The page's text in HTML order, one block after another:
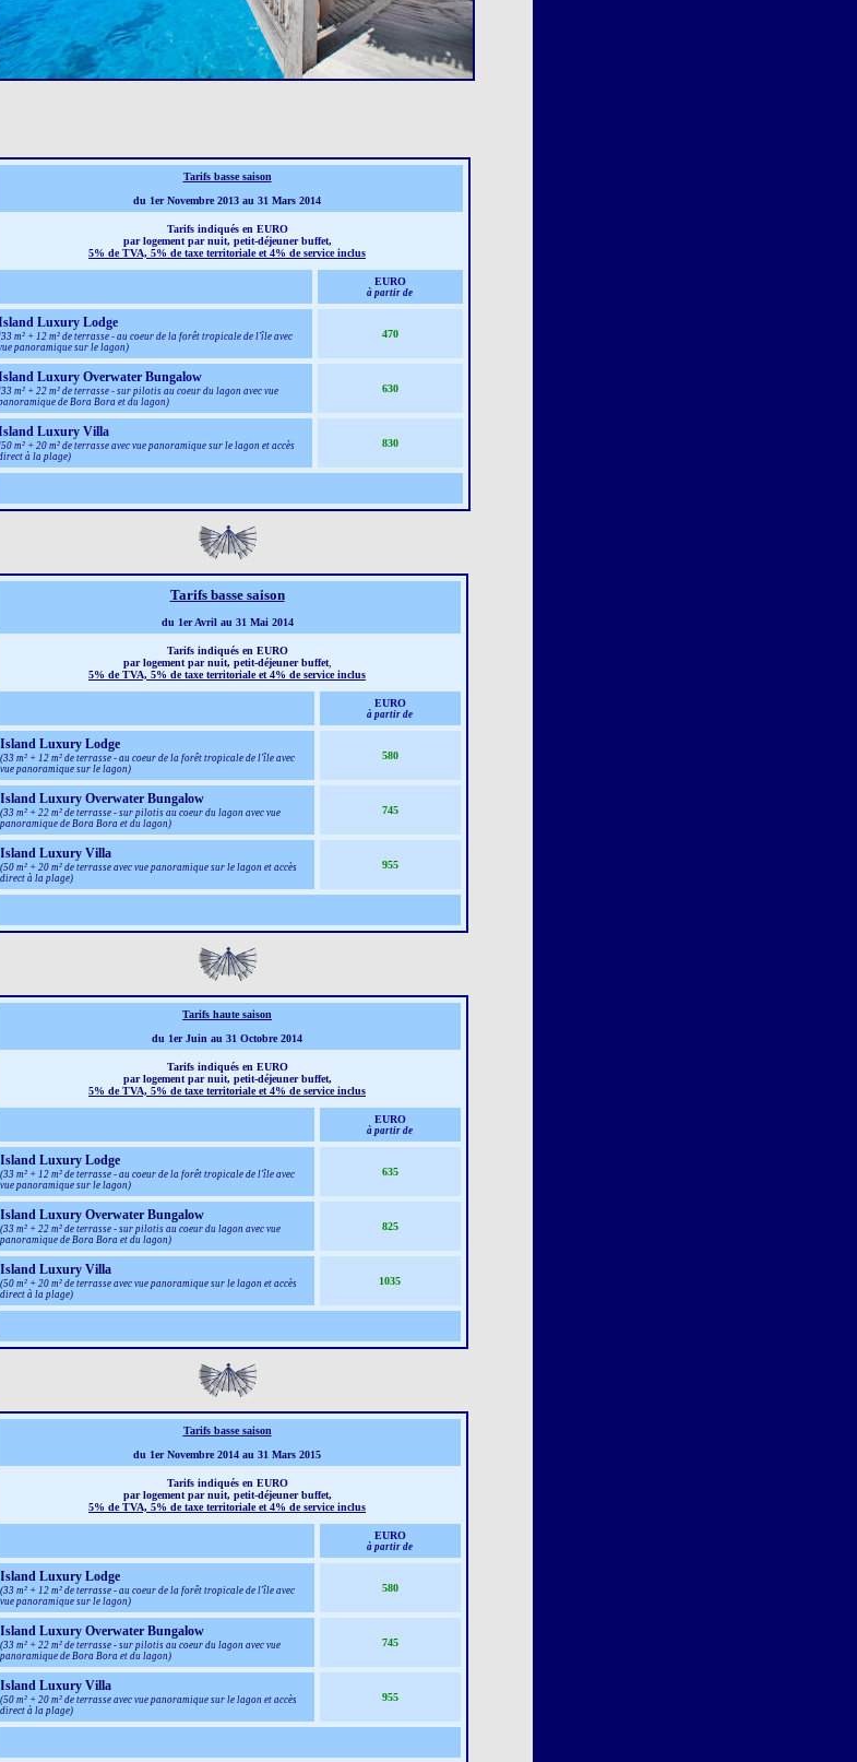
Tarifs basse saison
du 1er Novembre 2013 au 31 Mars 2014
Tarifs indiqués en EURO
par logement par nuit, petit-déjeuner buffet,
5% de TVA, 5% de taxe territoriale et 4% de service inclus
EURO
à partir de
Luxury Lodge
m² + 12 m² de terrasse - au coeur de la forêt tropicale de l'île avec
panoramique sur le lagon)
470
Luxury Overwater Bungalow
m² + 22 m² de terrasse - sur pilotis au coeur du lagon avec vue
de Bora Bora et du lagon)
630
Luxury Villa
m² + 20 m² de terrasse avec vue panoramique sur le lagon et accès
à la plage)
830
Tarifs basse saison
du 1er Avril au 31 Mai 2014
Tarifs indiqués en EURO
par logement par nuit, petit-déjeuner buffet,
5% de TVA, 5% de taxe territoriale et 4% de service inclus
EURO
à partir de
Island Luxury Lodge
(33 m² + 12 m² de terrasse - au coeur de la forêt tropicale de l'île avec
vue panoramique sur le lagon)
580
Island Luxury Overwater Bungalow
(33 m² + 22 m² de terrasse - sur pilotis au coeur du lagon avec vue
panoramique de Bora Bora et du lagon)
745
Island Luxury Villa
(50 m² + 20 m² de terrasse avec vue panoramique sur le lagon et accès
direct à la plage)
955
Tarifs haute saison
du 1er Juin au 31 Octobre 2014
Tarifs indiqués en EURO
par logement par nuit, petit-déjeuner buffet,
5% de TVA, 5% de taxe territoriale et 4% de service inclus
EURO
à partir de
Island Luxury Lodge
(33 m² + 12 m² de terrasse - au coeur de la forêt tropicale de l'île avec
vue panoramique sur le lagon)
635
Island Luxury Overwater Bungalow
(33 m² + 22 m² de terrasse - sur pilotis au coeur du lagon avec vue
panoramique de Bora Bora et du lagon)
825
Island Luxury Villa
(50 m² + 20 m² de terrasse avec vue panoramique sur le lagon et accès
direct à la plage)
1035
Tarifs basse saison
du 1er Novembre 2014 au 31 Mars 2015
Tarifs indiqués en EURO
par logement par nuit, petit-déjeuner buffet,
5% de TVA, 5% de taxe territoriale et 4% de service inclus
EURO
à partir de
Island Luxury Lodge
(33 m² + 12 m² de terrasse - au coeur de la forêt tropicale de l'île avec
vue panoramique sur le lagon)
580
Island Luxury Overwater Bungalow
(33 m² + 22 m² de terrasse - sur pilotis au coeur du lagon avec vue
panoramique de Bora Bora et du lagon)
745
Island Luxury Villa
(50 m² + 20 m² de terrasse avec vue panoramique sur le lagon et accès
direct à la plage)
955